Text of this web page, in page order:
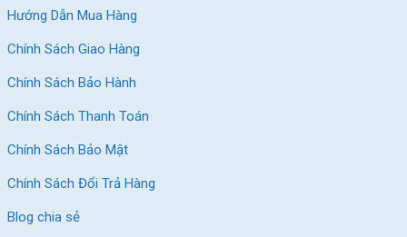
Hướng Dẫn Mua Hàng
Chính Sách Giao Hàng
Chính Sách Bảo Hành
Chính Sách Thanh Toán
Chính Sách Bảo Mật
Chính Sách Đổi Trả Hàng
Blog chia sẻ